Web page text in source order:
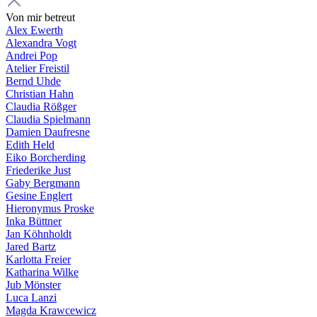
Von mir betreut
Alex Ewerth
Alexandra Vogt
Andrei Pop
Atelier Freistil
Bernd Uhde
Christian Hahn
Claudia Rößger
Claudia Spielmann
Damien Daufresne
Edith Held
Eiko Borcherding
Friederike Just
Gaby Bergmann
Gesine Englert
Hieronymus Proske
Inka Büttner
Jan Köhnholdt
Jared Bartz
Karlotta Freier
Katharina Wilke
Jub Mönster
Luca Lanzi
Magda Krawcewicz